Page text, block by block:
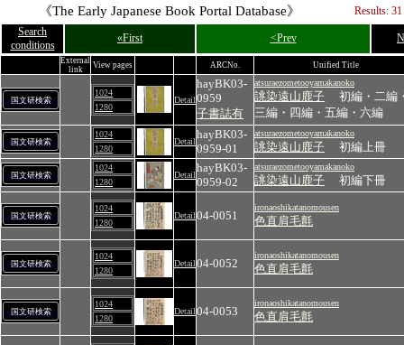
《The Early Japanese Book Portal Database》
Results:
Search
conditions
«First <Prev
External
link
View pages ARCNo. Unified Title
国文研検索
1024
1280
Detail
hayBK03-
0959
子書誌有
atsuraezometooyamakanoko
誂染遠山鹿子
初編・二編
三編・四編・五編・六編
国文研検索
1024
1280
Detail
hayBK03-
0959-01
atsuraezometooyamakanoko
誂染遠山鹿子 初編上冊
国文研検索
1024
1280
Detail
hayBK03-
0959-02
atsuraezometooyamakanoko
誂染遠山鹿子 初編下冊
国文研検索
1024
1280
Detail04-0051
ironaoshikatanomousen
色直肩毛氈
国文研検索
1024
1280
Detail04-0052
ironaoshikatanomousen
色直肩毛氈
国文研検索
1024
1280
Detail04-0053
ironaoshikatanomousen
色直肩毛氈